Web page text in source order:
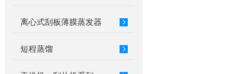
离心式刮板薄膜蒸发器
短程蒸馏